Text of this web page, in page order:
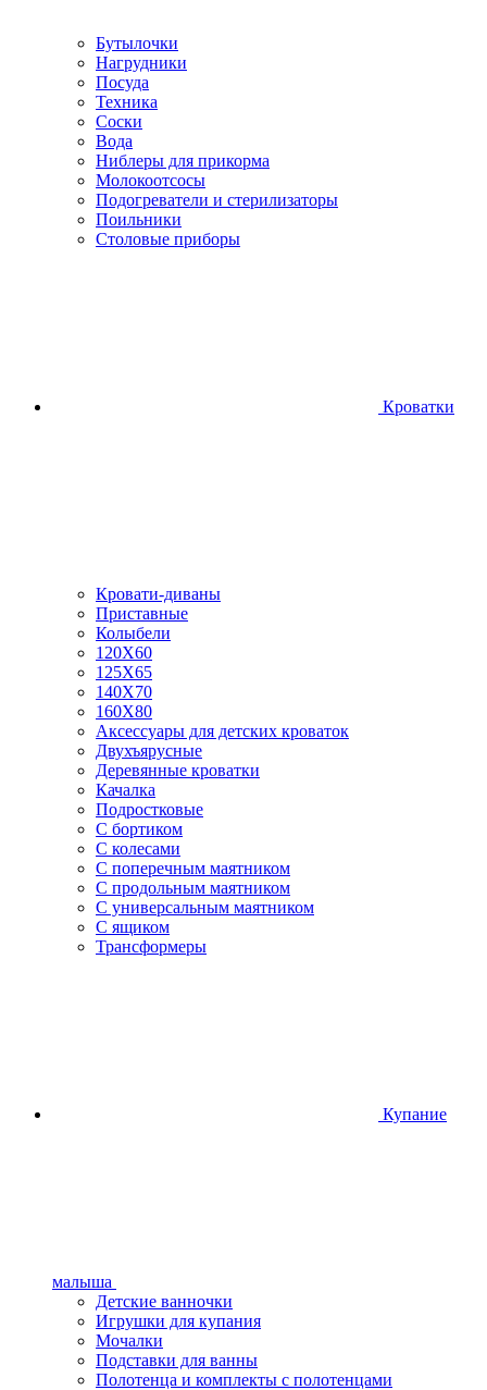
Бутылочки
Нагрудники
Посуда
Техника
Соски
Вода
Ниблеры для прикорма
Молокоотсосы
Подогреватели и стерилизаторы
Поильники
Столовые приборы
Кроватки
Кровати-диваны
Приставные
Колыбели
120Х60
125X65
140Х70
160Х80
Аксессуары для детских кроваток
Двухъярусные
Деревянные кроватки
Качалка
Подростковые
С бортиком
С колесами
С поперечным маятником
С продольным маятником
С универсальным маятником
С ящиком
Трансформеры
Купание
малыша
Детские ванночки
Игрушки для купания
Мочалки
Подставки для ванны
Полотенца и комплекты с полотенцами